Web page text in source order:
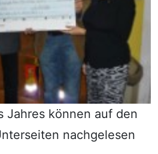
Jahres können auf den
nachgelesen